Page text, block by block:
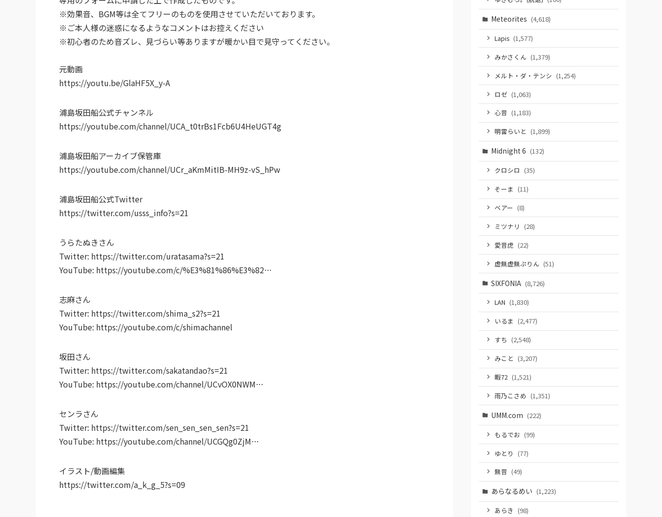
※効果音、BGM等は全てフリーのものを使用させていただいております。
※ご本人様の迷惑になるようなコメントはお控えください
※初心者のため音ズレ、見づらい等ありますが暖かい目で見守ってください。
元動画
https://youtu.be/GlaHF5X_y-A
浦島坂田船公式チャンネル
https://youtube.com/channel/UCA_t0trBs1Fcb6U4HeUGT4g
浦島坂田船アーカイブ保管庫
https://youtube.com/channel/UCr_aKmMitIB-MH9z-vS_hPw
浦島坂田船公式Twitter
https://twitter.com/usss_info?s=21
うらたぬきさん
Twitter: https://twitter.com/uratasama?s=21
YouTube: https://youtube.com/c/%E3%81%86%E3%82…
志麻さん
Twitter: https://twitter.com/shima_s2?s=21
YouTube: https://youtube.com/c/shimachannel
坂田さん
Twitter: https://twitter.com/sakatandao?s=21
YouTube: https://youtube.com/channel/UCvOX0NWM…
センラさん
Twitter: https://twitter.com/sen_sen_sen_sen?s=21
YouTube: https://youtube.com/channel/UCGQg0ZjM…
イラスト/動画編集
https://twitter.com/a_k_g_5?s=09
Meteorites (4,618)
Lapis (1,577)
みかさくん (1,379)
メルト・ダ・テンシ (1,254)
ロゼ (1,063)
心音 (1,183)
明雷らいと (1,899)
Midnight 6 (132)
クロシロ (35)
そーま (11)
ベアー (8)
ミツナリ (28)
愛音虎 (22)
虚無虚無ぷりん (51)
SIXFONIA (8,726)
LAN (1,830)
いるま (2,477)
すち (2,548)
みこと (3,207)
暇72 (1,521)
雨乃こさめ (1,351)
UMM.com (222)
もるでお (99)
ゆとり (77)
無音 (49)
あらなるめい (1,223)
あらき (98)